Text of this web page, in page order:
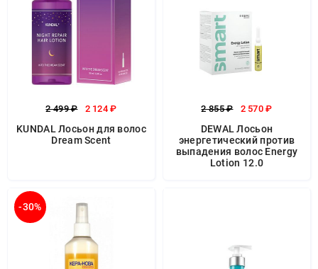
2 499 ₽ 2 124 ₽
KUNDAL Лосьон для волос
Dream Scent
2 855 ₽ 2 570 ₽
DEWAL Лосьон
энергетический против
выпадения волос Energy
Lotion 12.0
-30%